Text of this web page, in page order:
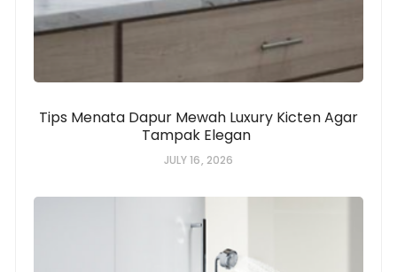
Tips Menata Dapur Mewah Luxury Kicten Agar
Tampak Elegan
JULY 16, 2026